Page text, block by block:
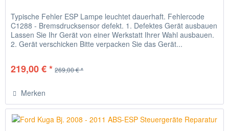
Typische Fehler ESP Lampe leuchtet dauerhaft. Fehlercode
C1288 - Bremsdrucksensor defekt. 1. Defektes Gerät ausbauen
Lassen Sie Ihr Gerät von einer Werkstatt Ihrer Wahl ausbauen.
2. Gerät verschicken Bitte verpacken Sie das Gerät...
219,00 € * 269,00 € *
Merken